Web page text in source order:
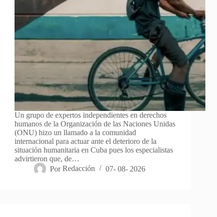
Un grupo de expertos independientes en derechos
humanos de la Organización de las Naciones Unidas
(ONU) hizo un llamado a la comunidad
internacional para actuar ante el deterioro de la
situación humanitaria en Cuba pues los especialistas
advirtieron que, de…
Por Redacción 07- 08- 2026